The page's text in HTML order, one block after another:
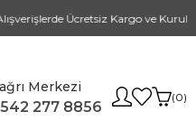
Kargo ve
Merkezi
277 8856
0